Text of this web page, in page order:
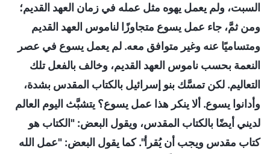
السبت، ولم يعمل يهوه مثل عمله في زمان العهد القديم؛
ومن ثمَّ، جاء عمل يسوع متجاوزًا لناموس العهد القديم
ومتساميًا عنه وغير متوافق معه. لم يعمل يسوع في عصر
النعمة بحسب ناموس العهد القديم، وخالف بالفعل تلك
التعاليم. لكن تمسَّك بنو إسرائيل بالكتاب المقدس بشدة،
وأدانوا يسوع. ألا ينكر هذا عمل يسوع؟ يتشبَّث اليوم العالم
لديني أيضًا بالكتاب المقدس، ويقول البعض: "الكتاب هو
كتاب مقدس ويجب أن يُقرأ". كما يقول البعض: "عمل الله